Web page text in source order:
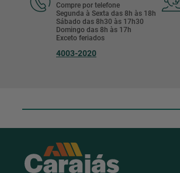
Compre por telefone
Segunda à Sexta das 8h às 18h
Sábado das 8h30 às 17h30
Domingo das 8h às 17h
Exceto feriados
4003-2020